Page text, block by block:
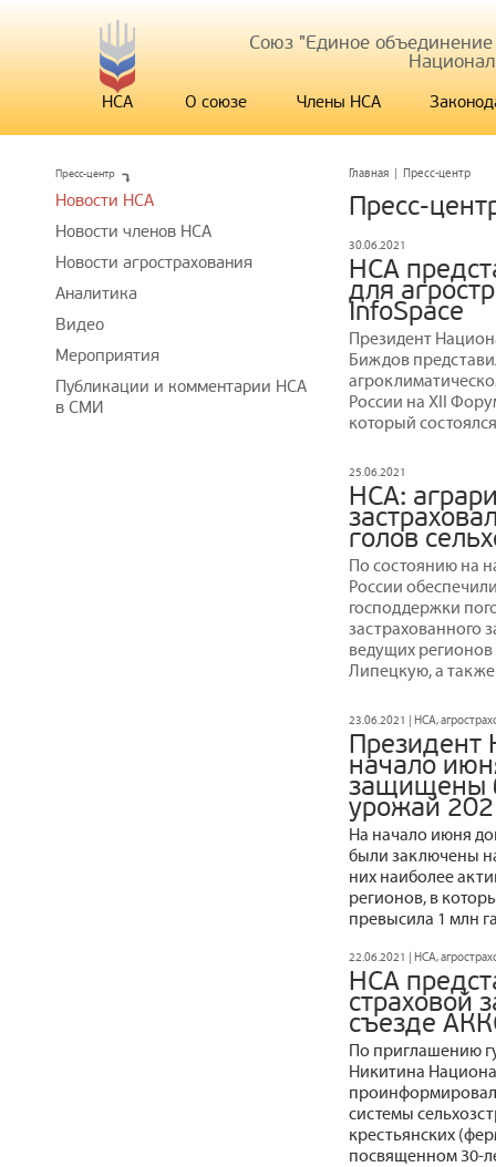
Союз "Единое
НСА О союзе Члены НСА
Главная | Пресс-центр
Пресс-
30.06.2021
НСА
для
InfoSpace
Президент
Биждов
России на XII
который
25.06.2021
НСА:
голов
По состоянию на
России
господдержки
застрахованного
ведущих
Липецкую, а
23.06.2021 | НСА,
Президент
начало
защищены
урожай
На начало июня
были заключены
них наиболее
регионов, в
превысила 1 млн
22.06.2021 | НСА,
НСА
страховой
съезде
По приглашению
Никитина
системы
крестьянских
посвященном 30-
Пресс-центр
Новости НСА
Новости членов НСА
Новости агрострахования
Аналитика
Видео
Мероприятия
Публикации и комментарии НСА
в СМИ